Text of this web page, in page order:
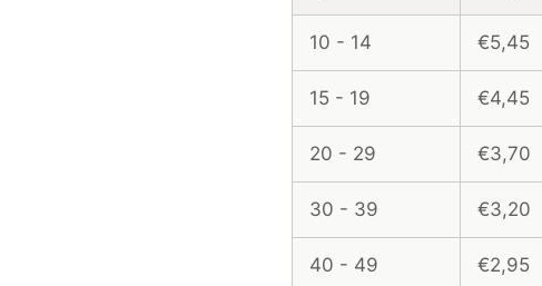
10 - 14 €5,45
15 - 19 €4,45
20 - 29 €3,70
30 - 39 €3,20
40 - 49 €2,95